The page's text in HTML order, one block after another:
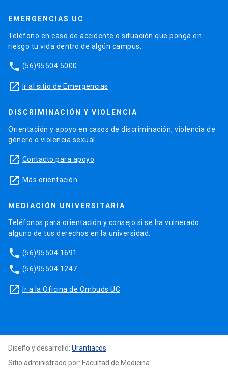
EMERGENCIAS UC
Teléfono en caso de accidente o situación que ponga en
riesgo tu vida dentro de algún campus.
phone (56)95504 5000
launch Ir al sitio de Emergencias
DISCRIMINACIÓN Y VIOLENCIA
Orientación y apoyo en casos de discriminación, violencia de
género o violencia sexual.
launch Contacto para apoyo
launch Más orientación
MEDIACIÓN UNIVERSITARIA
Teléfonos para orientación y consejo si se ha vulnerado
alguno de tus derechos en la universidad.
phone (56)95504 1691
phone (56)95504 1247
launch Ir a la Oficina de Ombuds UC
Diseño y desarrollo: Urantiacos
Sitio administrado por: Facultad de Medicina